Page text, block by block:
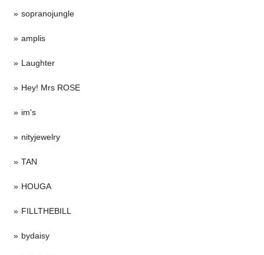
sopranojungle
amplis
Laughter
Hey! Mrs ROSE
im's
nityjewelry
TAN
HOUGA
FILLTHEBILL
bydaisy